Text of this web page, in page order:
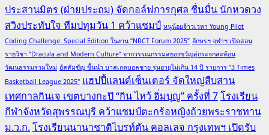
ประสานมิตร (ฝ่ายประถม) จัดกอล์ฟการกุศล ชื่นมื่น นักหวดวง
สวิงประทับใจ ทีมปทุมวัน 1 คว้าแชมป์ หนูน้อยจ้าวเวหา Young Pilot
Coding Challenge: Special Edition ในงาน “NRCT Forum 2025” อักษรฯ จุฬาฯ เปิดสอน
รายวิชา “Dracula and Modern Culture” จากวรรณกรรมสยองขวัญสู่กระจกสะท้อน
วัฒนธรรมร่วมใหม่ อัสสัมชัญ ขึ้นนำ บาสเกตบอลชาย รุ่นอายุไม่เกิน 14 ปี รายการ "3 Times
Basketball League 2025" แฮปปี้แลนด์เซ็นเตอร์ จัดใหญ่สืบสาน
เทศกาลกินเจ เขตบางกะปิ “กิน ไหว้ อิ่มบุญ” ครั้งที่ 7โรงเรียน
กีฬาจังหวัดสุพรรณบุรี คว้าแชมป์ตะกร้อหญิงถ้วยพระราชทาน
ม.ว.ก.โรงเรียนนานาชาติไบรท์ตัน คอลเลจ กรุงเทพฯ เปิดรับ